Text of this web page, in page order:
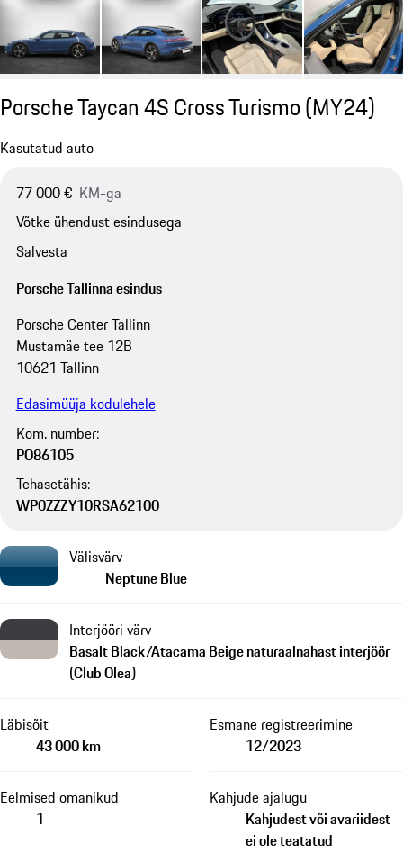
Porsche Taycan 4S Cross Turismo (MY24)
Kasutatud auto
77 000 € KM-ga
Võtke ühendust esindusega
Salvesta
Porsche Tallinna esindus
Porsche Center Tallinn
Mustamäe tee 12B
10621 Tallinn
Edasimüüja kodulehele
Kom. number:
PO86105
Tehasetähis:
WP0ZZZY10RSA62100
Välisvärv
Neptune Blue
Interjööri värv
Basalt Black/Atacama Beige naturaalnahast interjöör
(Club Olea)
Läbisõit
43 000 km
Esmane registreerimine
12/2023
Eelmised omanikud
1
Kahjude ajalugu
Kahjudest või avariidest
ei ole teatatud